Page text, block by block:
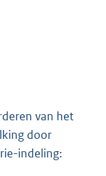
van het
door
indeling: